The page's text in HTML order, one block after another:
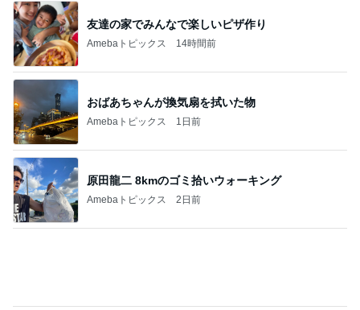
原田龍二 8kmのゴミ拾いウォーキング
Amebaトピックス 2日前
木のおもちゃマニアの夫の収集品
Amebaトピックス 2日前